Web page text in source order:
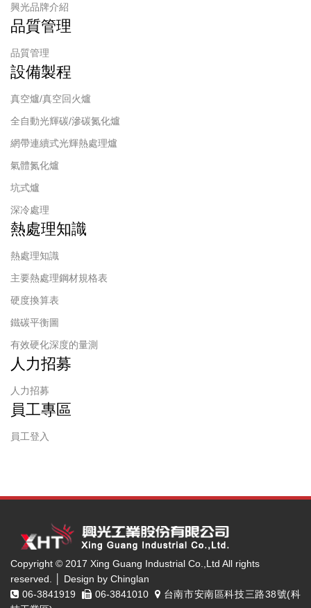
興光品牌介紹
品質管理
品質管理
設備製程
真空爐/真空回火爐
全自動光輝碳/滲碳氮化爐
網帶連續式光輝熱處理爐
氣體氮化爐
坑式爐
深冷處理
熱處理知識
熱處理知識
主要熱處理鋼材規格表
硬度換算表
鐵碳平衡圖
有效硬化深度的量測
人力招募
人力招募
員工專區
員工登入
Copyright © 2017 Xing Guang Industrial Co.,Ltd All rights
reserved. │ Design by Chinglan
06-3841919
06-3841010
台南市安南區科技三路38號(科